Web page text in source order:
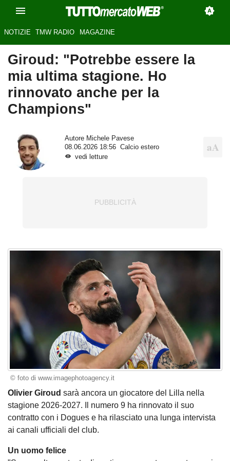
NOTIZIE TMW RADIO MAGAZINE
Giroud: "Potrebbe essere la
mia ultima stagione. Ho
rinnovato anche per la
Champions"
Autore Michele Pavese
08.06.2026 18:56
Calcio estero
vedi letture
© foto di www.imagephotoagency.it
Olivier Giroud sarà ancora un giocatore del Lilla nella
stagione 2026-2027. Il numero 9 ha rinnovato il suo
contratto con i Dogues e ha rilasciato una lunga intervista
ai canali ufficiali del club.
Un uomo felice